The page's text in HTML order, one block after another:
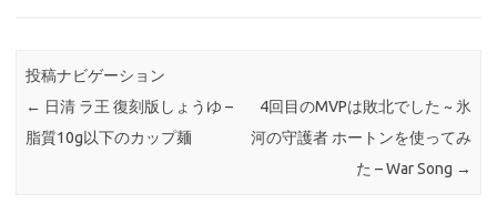
投稿ナビゲーション
← 日清 ラ王 復刻版しょうゆ –
脂質10g以下のカップ麺
4回目のMVPは敗北でした ~ 氷
河の守護者 ホートンを使ってみ
た – War Song →